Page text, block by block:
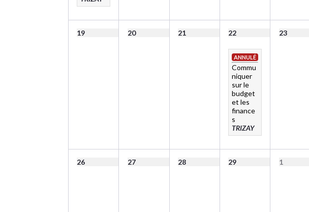
19 20 21 22
ANNULÉ
Commu
niquer
sur le
budget
et les
finance
s
TRIZAY
23
26 27 28 29 1